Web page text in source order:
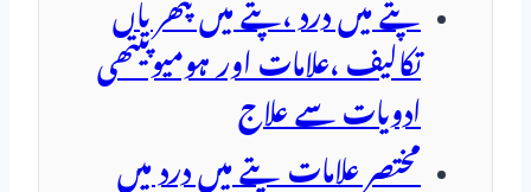
پتے میں درد ،پتے میں پتھریاں
تکالیف ،علامات اور ہومیوپیتھی
ادویات سے علاج
مختصر علامات پتے میں درد میں